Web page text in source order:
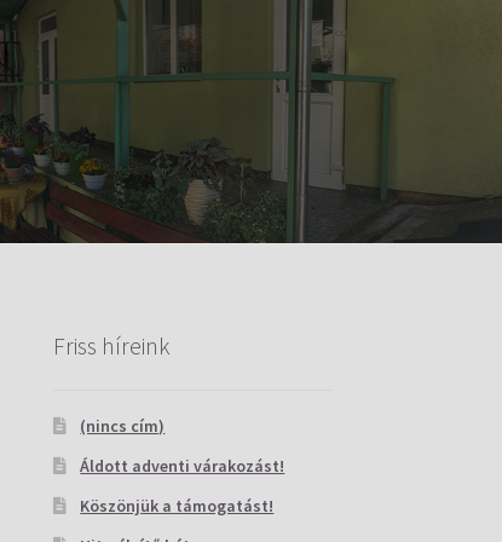
Friss híreink
(nincs cím)
Áldott adventi várakozást!
Köszönjük a támogatást!